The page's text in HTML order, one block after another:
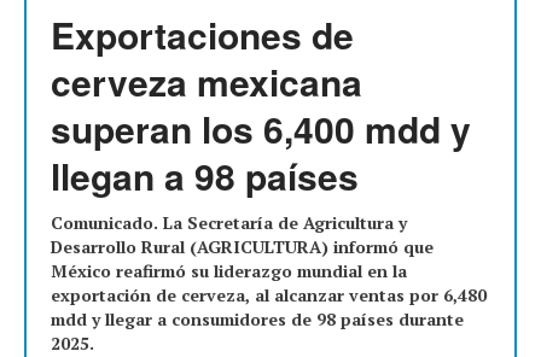
Exportaciones de
cerveza mexicana
superan los 6,400 mdd y
llegan a 98 países
Comunicado. La Secretaría de Agricultura y
Desarrollo Rural (AGRICULTURA) informó que
México reafirmó su liderazgo mundial en la
exportación de cerveza, al alcanzar ventas por 6,480
mdd y llegar a consumidores de 98 países durante
2025.